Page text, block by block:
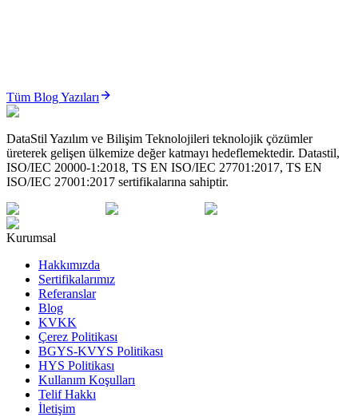
paketlerin karekod bazlı, izlenebilir ve mevzuata uygun şeki...
Oku
Tüm Blog Yazıları
DataStil Yazılım ve Bilişim Teknolojileri teknolojik çözümler
üreterek gelişen ülkemize değer katmayı hedeflemektedir. Datastil,
ISO/IEC 20000-1:2018, TS EN ISO/IEC 27701:2017, TS EN
ISO/IEC 27001:2017 sertifikalarına sahiptir.
Kurumsal
Hakkımızda
Sertifikalarımız
Referanslar
Blog
KVKK
Çerez Politikası
BGYS-KVYS Politikası
HYS Politikası
Kullanım Koşulları
Telif Hakkı
İletişim